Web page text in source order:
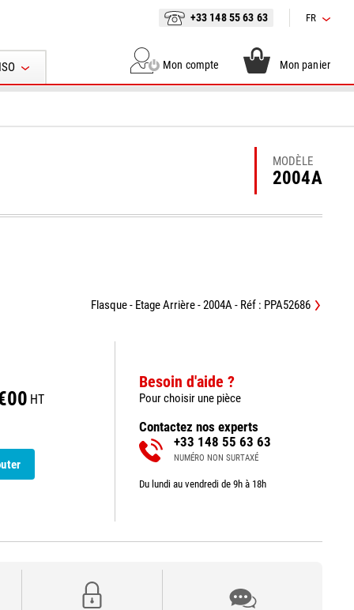
+33 148 55 63 63 FR
Mon compte Mon panier
MODÈLE
2004A
Flasque - Etage Arrière - 2004A - Réf : PPA52686
HT
Besoin d'aide ?
Pour choisir une pièce
Contactez nos experts
+33 148 55 63 63
NUMÉRO NON SURTAXÉ
Du lundi au vendredi de 9h à 18h